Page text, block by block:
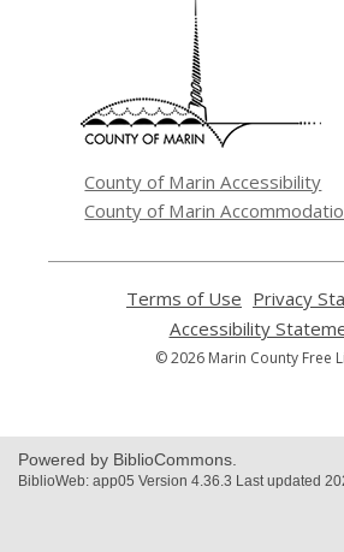
County of Marin Accessibility
County of Marin
Terms of Use
opens
a
new
Privacy
Accessibility
© 2026 Marin County Free
Powered by BiblioCommons.
BiblioWeb: app05 Version 4.36.3 Last updated